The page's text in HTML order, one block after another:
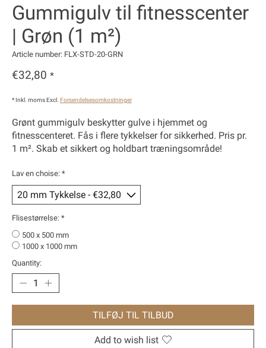
Gummigulv til fitnesscenter
| Grøn (1 m²)
Article number: FLX-STD-20-GRN
€32,80 *
* Inkl. moms Excl. Forsendelsesomkostninger
Grønt gummigulv beskytter gulve i hjemmet og
fitnesscenteret. Fås i flere tykkelser for sikkerhed. Pris pr.
1 m². Skab et sikkert og holdbart træningsområde!
Lav en choise: *
Flisestørrelse: *
500 x 500 mm
1000 x 1000 mm
Quantity:
TILFØJ TIL TILBUD
Add to wish list